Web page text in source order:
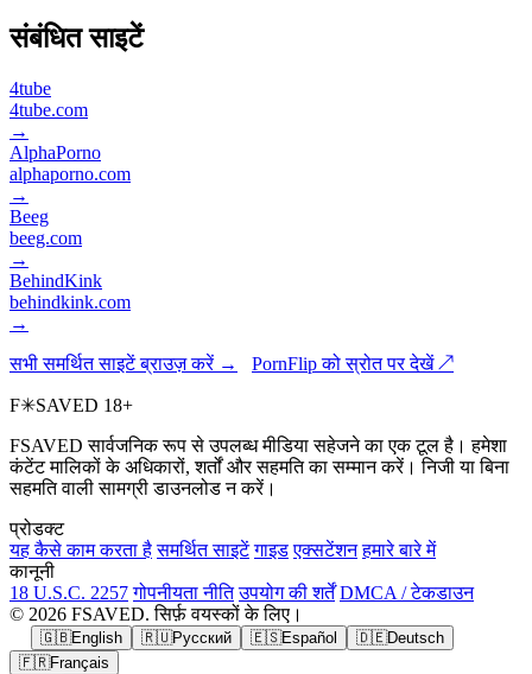
संबंधित साइटें
4tube
4tube.com
→
AlphaPorno
alphaporno.com
→
Beeg
beeg.com
→
BehindKink
behindkink.com
→
सभी समर्थित साइटें ब्राउज़ करें →
PornFlip को स्रोत पर देखें ↗
F✳SAVED 18+
FSAVED सार्वजनिक रूप से उपलब्ध मीडिया सहेजने का एक टूल है। हमेशा
कंटेंट मालिकों के अधिकारों, शर्तों और सहमति का सम्मान करें। निजी या बिना
सहमति वाली सामग्री डाउनलोड न करें।
प्रोडक्ट
यह कैसे काम करता है समर्थित साइटें गाइड एक्सटेंशन हमारे बारे में
कानूनी
18 U.S.C. 2257 गोपनीयता नीति उपयोग की शर्तें DMCA / टेकडाउन
© 2026 FSAVED. सिर्फ़ वयस्कों के लिए।
🇬🇧English 🇷🇺Русский 🇪🇸Español 🇩🇪Deutsch
🇫🇷Français